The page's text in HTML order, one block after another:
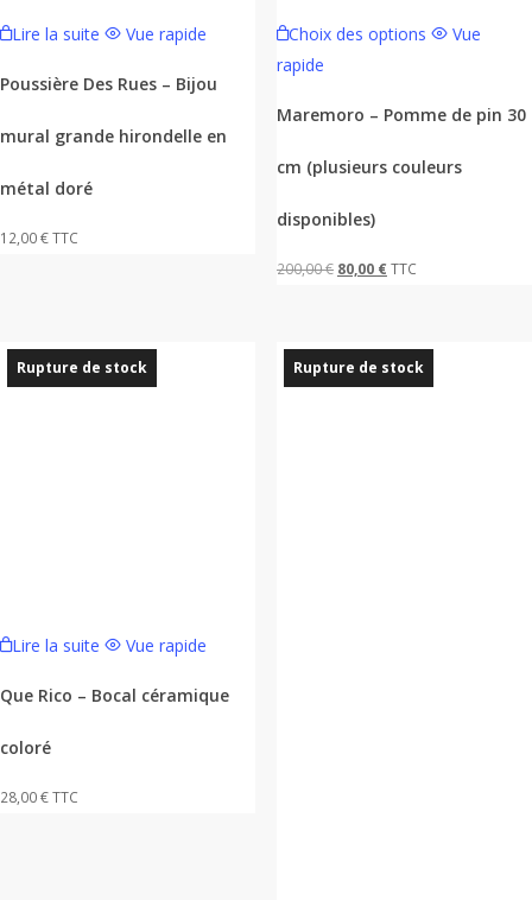
Lire la suite Vue rapide
Poussière Des Rues – Bijou
mural grande hirondelle en
métal doré
12,00€TTC
Choix des options
produit
plusieurs
Les
la
page
Vue
rapide
Maremoro – Pomme de pin 30
cm (plusieurs couleurs
disponibles)
200,00€ Le
était :
200,00 €.
80,00 €Le
est :
80,00 €.
TTC
Rupture de stock
Lire la suite Vue rapide
Que Rico – Bocal céramique
coloré
28,00€TTC
Rupture de stock